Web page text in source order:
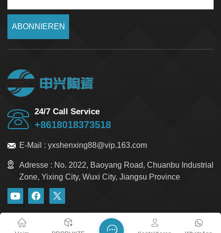
ABONNIEREN
24/7 Call Service
+8618018373518
E-Mail : yxshenxing88@vip.163.com
Adresse : No. 2022, Baoyang Road, Chuanbu Industrial
Zone, Yixing City, Wuxi City, Jiangsu Province
Xml Datenschutzrichtlinie Sitemap